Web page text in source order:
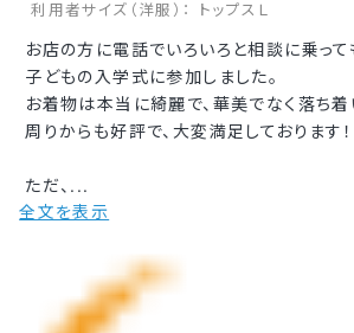
利用者サイズ（洋服）： トップスＬ
お店の方に電話でいろいろと相談に乗って
子どもの入学式に参加しました。
お着物は本当に綺麗で、華美でなく落ち着
周りからも好評で、大変満足しております！
ただ、...
全文を表示